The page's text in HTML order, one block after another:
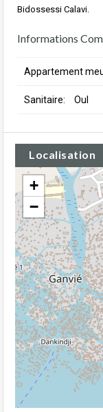
Bidossessi Calavi.
Informations
Appartement
Sanitaire: OuI
Localisation
+
−